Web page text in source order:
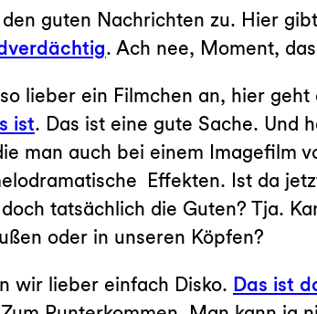
guten Nachrichten zu. Hier
. Ach nee, Moment,
lieber ein Filmchen an, hier
ist. Das ist eine gute Sache. Und
man auch bei einem Imagefilm
Effekten. Ist da
tatsächlich die Guten? Tja.
oder in unseren Köpfen?
wir lieber einfach Disko. Das ist